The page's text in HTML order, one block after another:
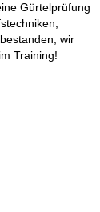
Gürtelprüfung
wir
Training!